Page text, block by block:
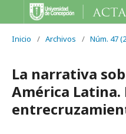
Inicio / Archivos / Núm. 47
La narrativa
América Latina.